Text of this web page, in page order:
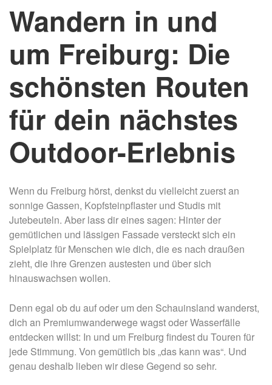
Wandern in und
um Freiburg: Die
schönsten Routen
für dein nächstes
Outdoor-Erlebnis
Wenn du Freiburg hörst, denkst du vielleicht zuerst an
sonnige Gassen, Kopfsteinpflaster und Studis mit
Jutebeuteln. Aber lass dir eines sagen: Hinter der
gemütlichen und lässigen Fassade versteckt sich ein
Spielplatz für Menschen wie dich, die es nach draußen
zieht, die ihre Grenzen austesten und über sich
hinauswachsen wollen.
Denn egal ob du auf oder um den Schauinsland wanderst,
dich an Premiumwanderwege wagst oder Wasserfälle
entdecken willst: In und um Freiburg findest du Touren für
jede Stimmung. Von gemütlich bis „das kann was“. Und
genau deshalb lieben wir diese Gegend so sehr.